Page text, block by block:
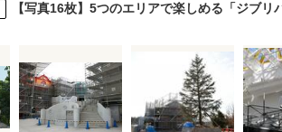
【写真16枚】5つのエリアで楽しめる「ジブリ